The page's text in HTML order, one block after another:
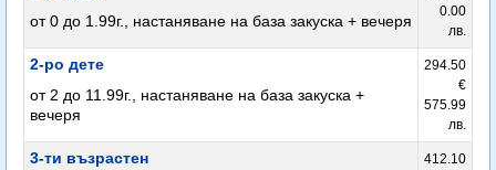
от 0 до 1.99г., настаняване на база закуска + вечеря
0.00
лв.
2-ро дете
от 2 до 11.99г., настаняване на база закуска +
вечеря
294.50
€
575.99
лв.
3-ти възрастен
412.10